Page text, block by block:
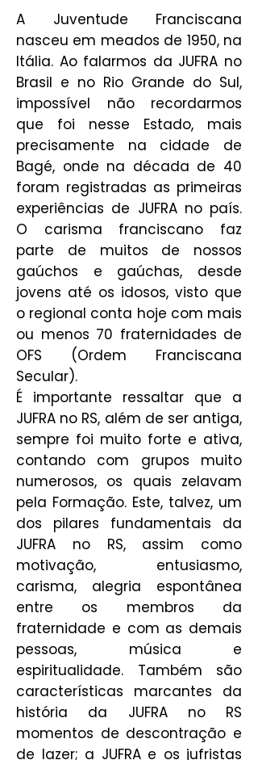
A Juventude Franciscana
nasceu em meados de 1950, na
Itália. Ao falarmos da JUFRA no
Brasil e no Rio Grande do Sul,
impossível não recordarmos
que foi nesse Estado, mais
precisamente na cidade de
Bagé, onde na década de 40
foram registradas as primeiras
experiências de JUFRA no país.
O carisma franciscano faz
parte de muitos de nossos
gaúchos e gaúchas, desde
jovens até os idosos, visto que
o regional conta hoje com mais
ou menos 70 fraternidades de
OFS (Ordem Franciscana
Secular).
É importante ressaltar que a
JUFRA no RS, além de ser antiga,
sempre foi muito forte e ativa,
contando com grupos muito
numerosos, os quais zelavam
pela Formação. Este, talvez, um
dos pilares fundamentais da
JUFRA no RS, assim como
motivação, entusiasmo,
carisma, alegria espontânea
entre os membros da
fraternidade e com as demais
pessoas, música e
espiritualidade. Também são
características marcantes da
história da JUFRA no RS
momentos de descontração e
de lazer; a JUFRA e os jufristas